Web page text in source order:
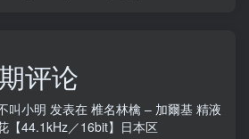
评论
叫小明 发表在 椎名林檎 – 加爾基 精液
【44.1kHz／16bit】日本区